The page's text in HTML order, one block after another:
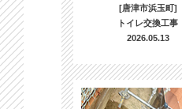
[唐津市浜玉町]
トイレ交換工事
2026.05.13